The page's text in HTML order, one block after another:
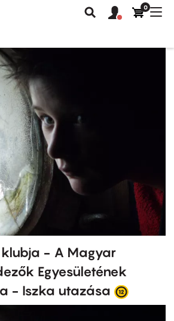
Keresés
Felhasználói
fiók
0
klubja - A Magyar
Egyesületének
- Iszka utazása